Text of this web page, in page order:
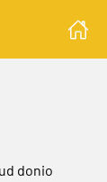
donio